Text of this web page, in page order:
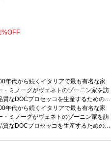
ミノーグがヴェネトのゾーニン家を訪
なDOCプロセッコを生産するための完
す。テイスティングノート明るく淡い
が立ち上る。魅力的なブーケは濃く、
のかな花を伴う。 合う料理様々な食事
ミノーグがヴェネトのゾーニン家を訪
なDOCプロセッコを生産するための完